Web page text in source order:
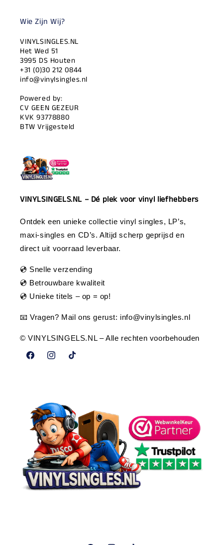
Wie Zijn Wij?
VINYLSINGLES.NL
Het Wed 51
3995 DS Houten
+31 (0)30 212 0844
info@vinylsingles.nl
Powered by:
CV GEEN GEZEUR
KVK 93778880
BTW Vrijgesteld
VINYLSINGELS.NL – Dé plek voor vinyl liefhebbers
Ontdek een unieke collectie vinyl singles, LP’s,
maxi-singles en CD’s. Altijd scherp geprijsd en
direct uit voorraad leverbaar.
💿 Snelle verzending
💿 Betrouwbare kwaliteit
💿 Unieke titels – op = op!
📧 Vragen? Mail ons gerust: info@vinylsingles.nl
© VINYLSINGELS.NL – Alle rechten voorbehouden
FacebookInstagramTikTok